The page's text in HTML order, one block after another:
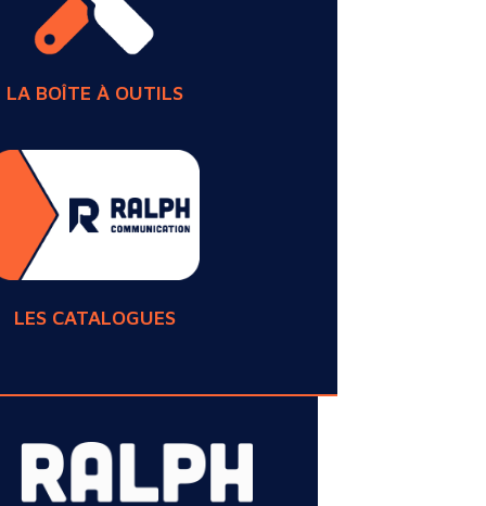
LA BOÎTE À OUTILS
LES CATALOGUES